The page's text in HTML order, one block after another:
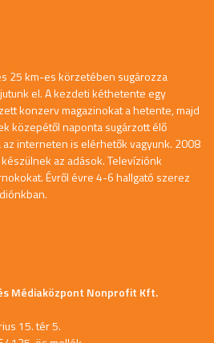
25 km-es körzetében sugározza
el. A kezdeti kéthetente egy
konzerv magazinokat a hetente, majd
közepétől naponta sugárzott élő
interneten is elérhetők vagyunk. 2008
az adások. Televíziónk
Évről évre 4-6 hallgató szerez
Médiaközpont Nonprofit Kft.
15. tér 5.